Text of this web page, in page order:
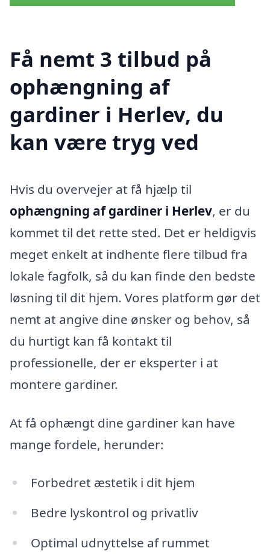
Få nemt 3 tilbud på
ophængning af
gardiner i Herlev, du
kan være tryg ved
Hvis du overvejer at få hjælp til
ophængning af gardiner i Herlev, er du
kommet til det rette sted. Det er heldigvis
meget enkelt at indhente flere tilbud fra
lokale fagfolk, så du kan finde den bedste
løsning til dit hjem. Vores platform gør det
nemt at angive dine ønsker og behov, så
du hurtigt kan få kontakt til
professionelle, der er eksperter i at
montere gardiner.
At få ophængt dine gardiner kan have
mange fordele, herunder:
Forbedret æstetik i dit hjem
Bedre lyskontrol og privatliv
Optimal udnyttelse af rummet